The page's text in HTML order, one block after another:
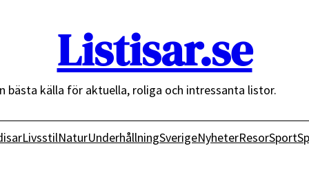
Listisar.se
bästa källa för aktuella, roliga och intressanta listor.
LivsstilNaturUnderhållningSverigeNyheterResorSport